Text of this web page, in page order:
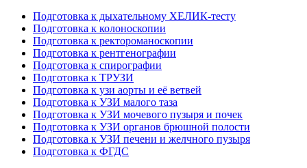
Подготовка к дыхательному ХЕЛИК-тесту
Подготовка к колоноскопии
Подготовка к ректороманоскопии
Подготовка к рентгенографии
Подготовка к спирографии
Подготовка к ТРУЗИ
Подготовка к узи аорты и её ветвей
Подготовка к УЗИ малого таза
Подготовка к УЗИ мочевого пузыря и почек
Подготовка к УЗИ органов брюшной полости
Подготовка к УЗИ печени и желчного пузыря
Подготовка к ФГДС